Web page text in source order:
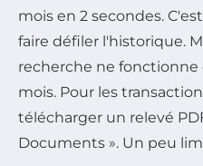
mois en 2 secondes.
faire défiler l'historique.
recherche ne fonctionne
mois. Pour les
télécharger un relevé
Documents ». Un peu